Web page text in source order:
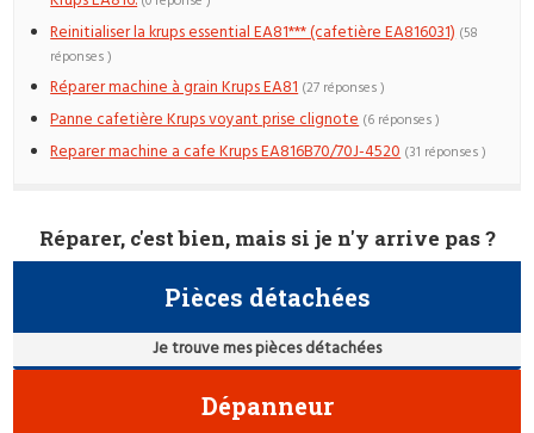
Reinitialiser la krups essential EA81*** (cafetière EA816031) (58
réponses )
Réparer machine à grain Krups EA81 (27 réponses )
Panne cafetière Krups voyant prise clignote (6 réponses )
Reparer machine a cafe Krups EA816B70/70J-4520 (31 réponses )
Réparer, c'est bien, mais si je n'y arrive pas ?
Pièces détachées
Je trouve mes pièces détachées
Dépanneur